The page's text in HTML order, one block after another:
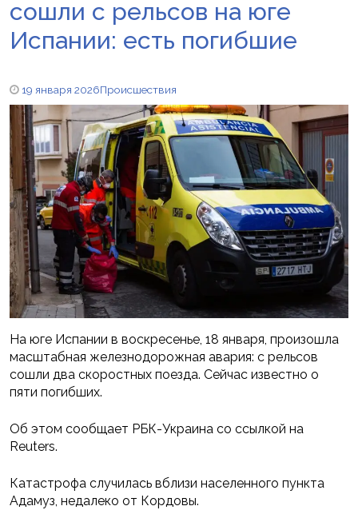
сошли с рельсов на юге
Испании: есть погибшие
19 января 2026Происшествия
На юге Испании в воскресенье, 18 января, произошла
масштабная железнодорожная авария: с рельсов
сошли два скоростных поезда. Сейчас известно о
пяти погибших.
Об этом сообщает РБК-Украина со ссылкой на
Reuters.
Катастрофа случилась вблизи населенного пункта
Адамуз, недалеко от Кордовы.